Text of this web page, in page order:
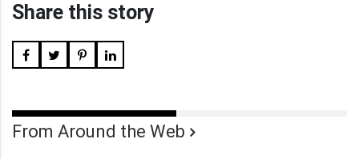
Share this story
From Around the Web